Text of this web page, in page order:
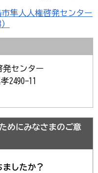
市隼人人権啓発センター
発センター
2490-11
めにみなさまのご意
したか？